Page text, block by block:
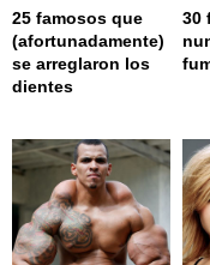
25 famosos que
(afortunadamente)
se arreglaron los
dientes
30